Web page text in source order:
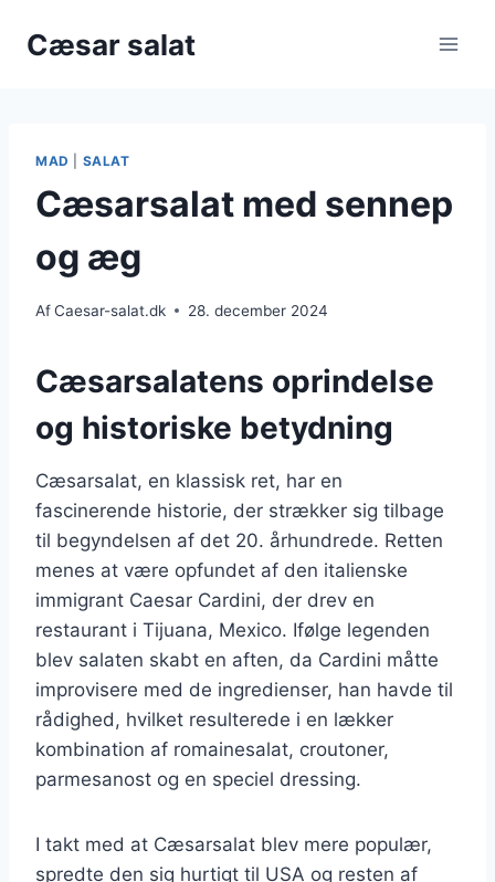
Cæsar salat
MAD SALAT
Cæsarsalat med sennep
og æg
AfCaesar-salat.dk 28. december 2024
Cæsarsalatens oprindelse
og historiske betydning
Cæsarsalat, en klassisk ret, har en
fascinerende historie, der strækker sig tilbage
til begyndelsen af det 20. århundrede. Retten
menes at være opfundet af den italienske
immigrant Caesar Cardini, der drev en
restaurant i Tijuana, Mexico. Ifølge legenden
blev salaten skabt en aften, da Cardini måtte
improvisere med de ingredienser, han havde til
rådighed, hvilket resulterede i en lækker
kombination af romainesalat, croutoner,
parmesanost og en speciel dressing.
I takt med at Cæsarsalat blev mere populær,
spredte den sig hurtigt til USA og resten af